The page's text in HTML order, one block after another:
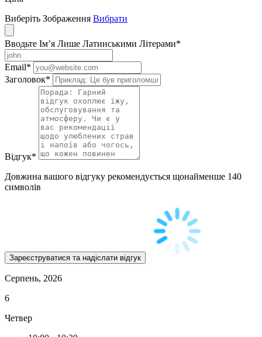
Виберіть Зображення Вибрати
Вводьте Ім’я Лише Латинськими Літерами*
Email*
Заголовок*
Відгук*
Довжина вашого відгуку рекомендується щонайменше 140
символів
Серпень, 2026
6
Четвер